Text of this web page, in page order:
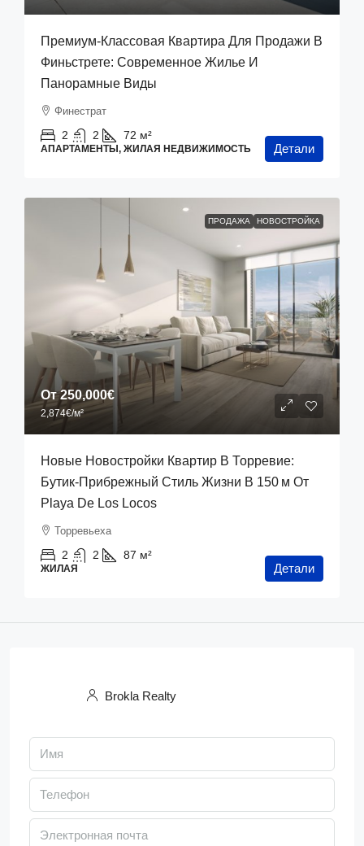
Премиум-Классовая Квартира Для Продажи В
Финьстрете: Современное Жилье И
Панорамные Виды
Финестрат
2 2 72 м²
АПАРТАМЕНТЫ, ЖИЛАЯ НЕДВИЖИМОСТЬ Детали
ПРОДАЖА НОВОСТРОЙКА
От250,000€
2,874€/м²
Новые Новостройки Квартир В Торревие:
Бутик‑прибрежный Стиль Жизни В 150 М От
Playa De Los Locos
Торревьеха
2 2 87 м²
ЖИЛАЯ Детали
Brokla Realty